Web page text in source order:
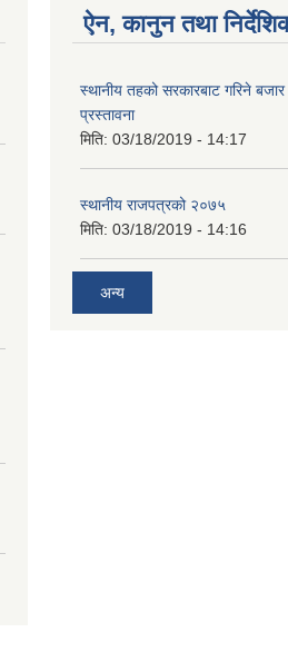
ऐन, कानुन तथा
स्थानीय तहको सरकारबाट गरिने
प्रस्तावना
मिति: 03/18/2019 - 14:17
स्थानीय राजपत्रको २०७५
मिति: 03/18/2019 - 14:16
अन्य